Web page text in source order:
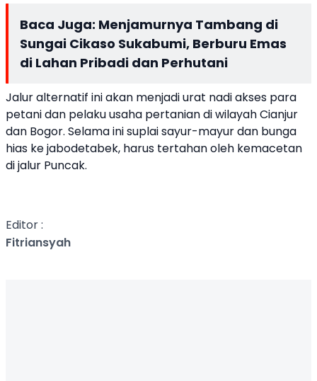
Baca Juga: Menjamurnya Tambang di
Sungai Cikaso Sukabumi, Berburu Emas
di Lahan Pribadi dan Perhutani
Jalur alternatif ini akan menjadi urat nadi akses para
petani dan pelaku usaha pertanian di wilayah Cianjur
dan Bogor. Selama ini suplai sayur-mayur dan bunga
hias ke jabodetabek, harus tertahan oleh kemacetan
di jalur Puncak.
Editor :
Fitriansyah